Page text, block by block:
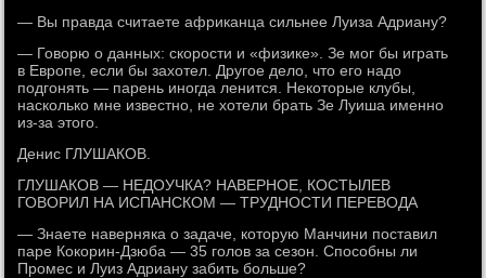
— Вы правда считаете африканца сильнее Луиза Адриану?
— Говорю о данных: скорости и «физике». Зе мог бы играть
в Европе, если бы захотел. Другое дело, что его надо
подгонять — парень иногда ленится. Некоторые клубы,
насколько мне известно, не хотели брать Зе Луиша именно
из-за этого.
Денис ГЛУШАКОВ.
ГЛУШАКОВ — НЕДОУЧКА? НАВЕРНОЕ, КОСТЫЛЕВ
ГОВОРИЛ НА ИСПАНСКОМ — ТРУДНОСТИ ПЕРЕВОДА
— Знаете наверняка о задаче, которую Манчини поставил
паре Кокорин-Дзюба — 35 голов за сезон. Способны ли
Промес и Луиз Адриану забить больше?